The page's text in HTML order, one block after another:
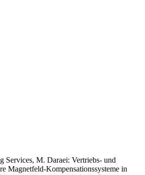
Services, M. Daraei: Vertriebs- und
Magnetfeld-Kompensationssysteme in